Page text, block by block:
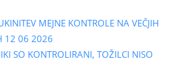
MEJNE KONTROLE NA VEČJIH
12 06 2026
SO KONTROLIRANI, TOŽILCI NISO